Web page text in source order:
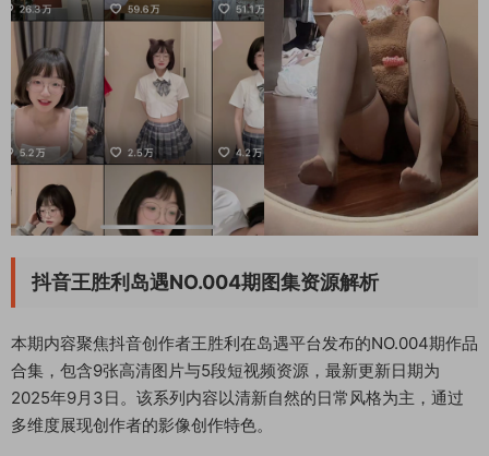
抖音王胜利岛遇NO.004期图集资源解析
本期内容聚焦抖音创作者王胜利在岛遇平台发布的NO.004期作品
合集，包含9张高清图片与5段短视频资源，最新更新日期为
2025年9月3日。该系列内容以清新自然的日常风格为主，通过
多维度展现创作者的影像创作特色。